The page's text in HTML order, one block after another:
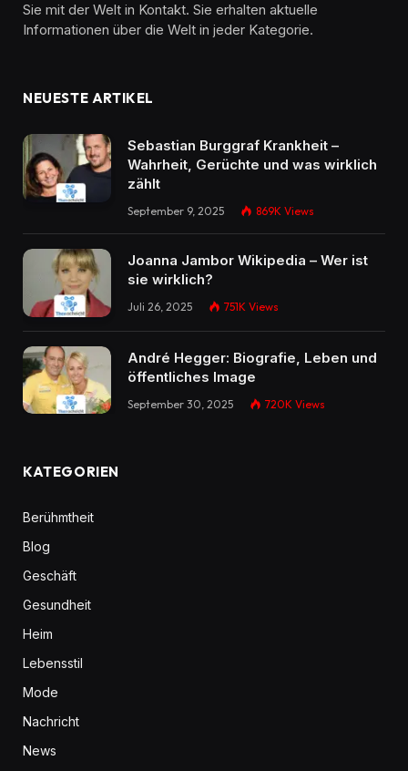
Sie mit der Welt in Kontakt. Sie erhalten aktuelle
Informationen über die Welt in jeder Kategorie.
NEUESTE ARTIKEL
Sebastian Burggraf Krankheit –
Wahrheit, Gerüchte und was wirklich
zählt
September 9, 2025 869K Views
Joanna Jambor Wikipedia – Wer ist
sie wirklich?
Juli 26, 2025 751K Views
André Hegger: Biografie, Leben und
öffentliches Image
September 30, 2025 720K Views
KATEGORIEN
Berühmtheit
Blog
Geschäft
Gesundheit
Heim
Lebensstil
Mode
Nachricht
News